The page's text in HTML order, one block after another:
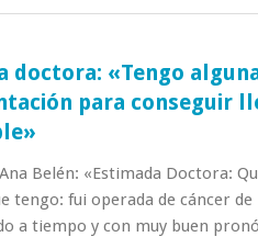
doctora: «Tengo
para conseguir
Belén: «Estimada Doctora:
tengo: fui operada de cáncer de
a tiempo y con muy buen